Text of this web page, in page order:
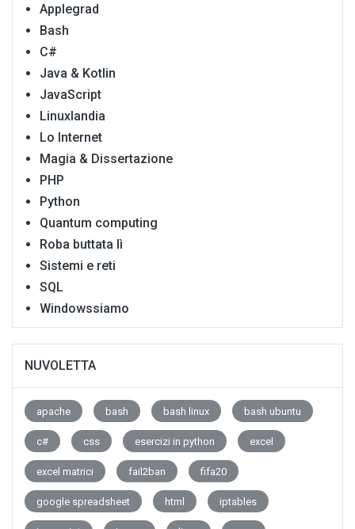
Applegrad
Bash
C#
Java & Kotlin
JavaScript
Linuxlandia
Lo Internet
Magia & Dissertazione
PHP
Python
Quantum computing
Roba buttata lì
Sistemi e reti
SQL
Windowssiamo
NUVOLETTA
apache bash bash linux bash ubuntu
c# css esercizi in python excel
excel matrici fail2ban fifa20
google spreadsheet html iptables